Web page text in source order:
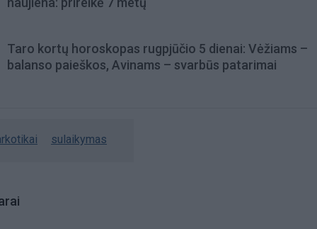
Taro kortų horoskopas rugpjūčio 5 dienai: Vėžiams –
balanso paieškos, Avinams – svarbūs patarimai
sulaikymas